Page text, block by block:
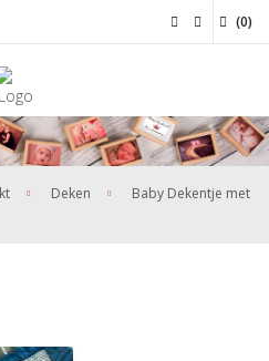
(0)
Deken Baby Dekentje met